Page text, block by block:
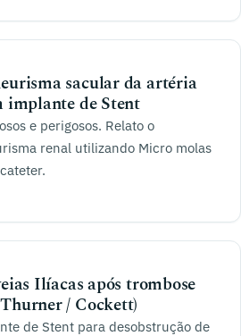
sacular da artéria
implante de Stent
e perigosos. Relato o
renal utilizando Micro molas
Ilíacas após trombose
/ Cockett)
de Stent para desobstrução de